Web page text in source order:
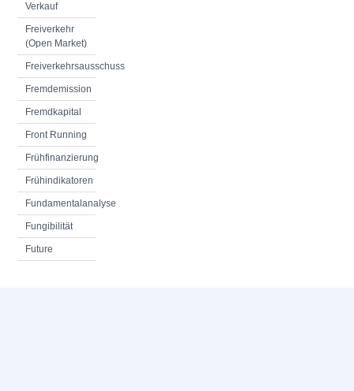
Verkauf
Freiverkehr
(Open Market)
Freiverkehrsausschuss
Fremdemission
Fremdkapital
Front Running
Frühfinanzierung
Frühindikatoren
Fundamentalanalyse
Fungibilität
Future